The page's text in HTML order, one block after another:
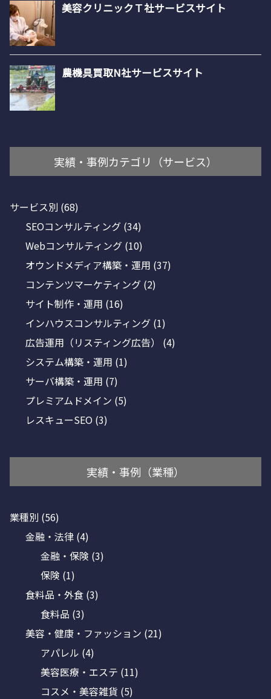
実績・事例カテゴリ（サービス）
サービス別 (68)
SEOコンサルティング (34)
Webコンサルティング (10)
オウンドメディア構築・運用 (37)
コンテンツマーケティング (2)
サイト制作・運用 (16)
インハウスコンサルティング (1)
広告運用（リスティング広告） (4)
システム構築・運用 (1)
サーバ構築・運用 (7)
プレミアムドメイン (5)
レスキューSEO (3)
実績・事例（業種）
業種別 (56)
金融・法律 (4)
金融・保険 (3)
保険 (1)
食料品・外食 (3)
食料品 (3)
美容・健康・ファッション (21)
アパレル (4)
美容医療・エステ (11)
コスメ・美容雑貨 (5)